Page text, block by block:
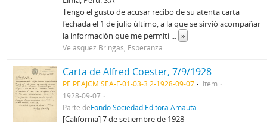
Tengo el gusto de acusar recibo de su atenta carta
fechada el 1 de julio último, a la que se sirvió acompañar
la información que me permití... »
Velásquez Bringas, Esperanza
Carta de Alfred Coester, 7/9/1928
PE PEAJCM SEA-F-01-03-3.2-1928-09-07
Item
1928-09-07
Parte deFondo Sociedad Editora Amauta
[California] 7 de setiembre de 1928